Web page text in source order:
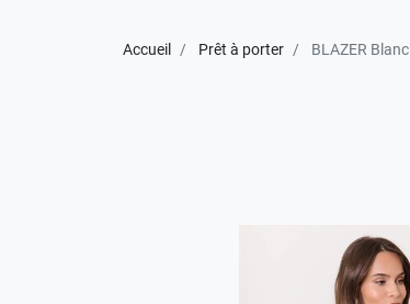
Accueil Prêt à porter BLAZER Blanc